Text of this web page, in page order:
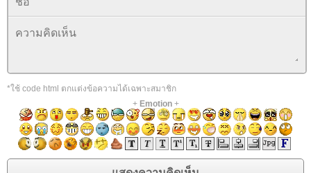
*ใช้ code html ตกแต่งข้อความได้เฉพาะสมาชิก
+ Emotion+